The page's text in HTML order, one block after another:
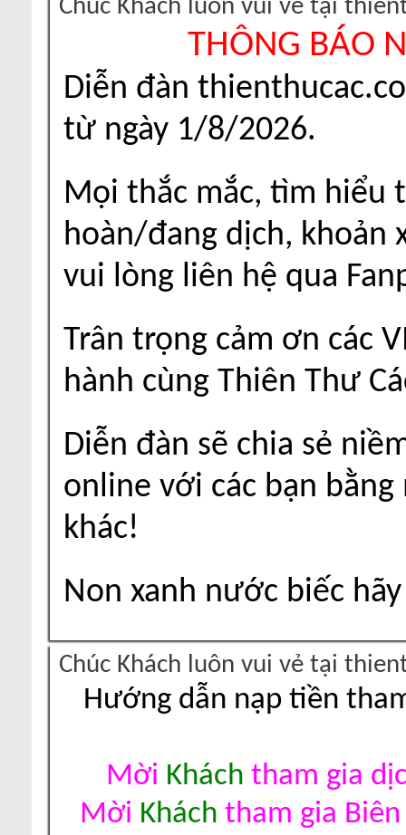
Chúc Khách luôn vui vẻ tại
THÔNG BÁO
Diễn đàn
từ ngày 1/8/2026.
Mọi thắc mắc, tìm hiểu
hoàn/đang dịch, khoản
vui lòng liên hệ qua
Trân trọng cảm ơn các
hành cùng Thiên Thư
Diễn đàn sẽ chia sẻ
online với các bạn
khác!
Non xanh nước biếc
Chúc Khách luôn vui vẻ tại
Hướng dẫn nạp tiền
Mời Khách tham gia
Mời Khách tham gia